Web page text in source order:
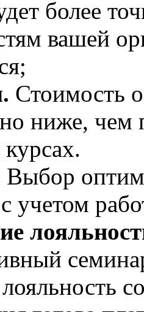
более
вашей
Стоимость
ниже,
Выбор
учетом